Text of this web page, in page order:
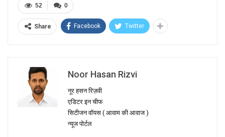
0
52
Share Facebook Twitter
Noor Hasan Rizvi
नूर हसन रिज़वी
एडिटर इन चीफ
सिटीजन वॉयस ( आवाम की आवाज )
न्यूज पोर्टल